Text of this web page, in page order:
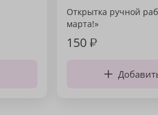
Открытка ручной
марта!»
150₽